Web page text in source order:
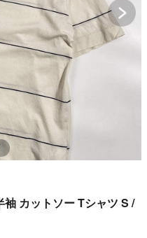
カットソー Tシャツ S /